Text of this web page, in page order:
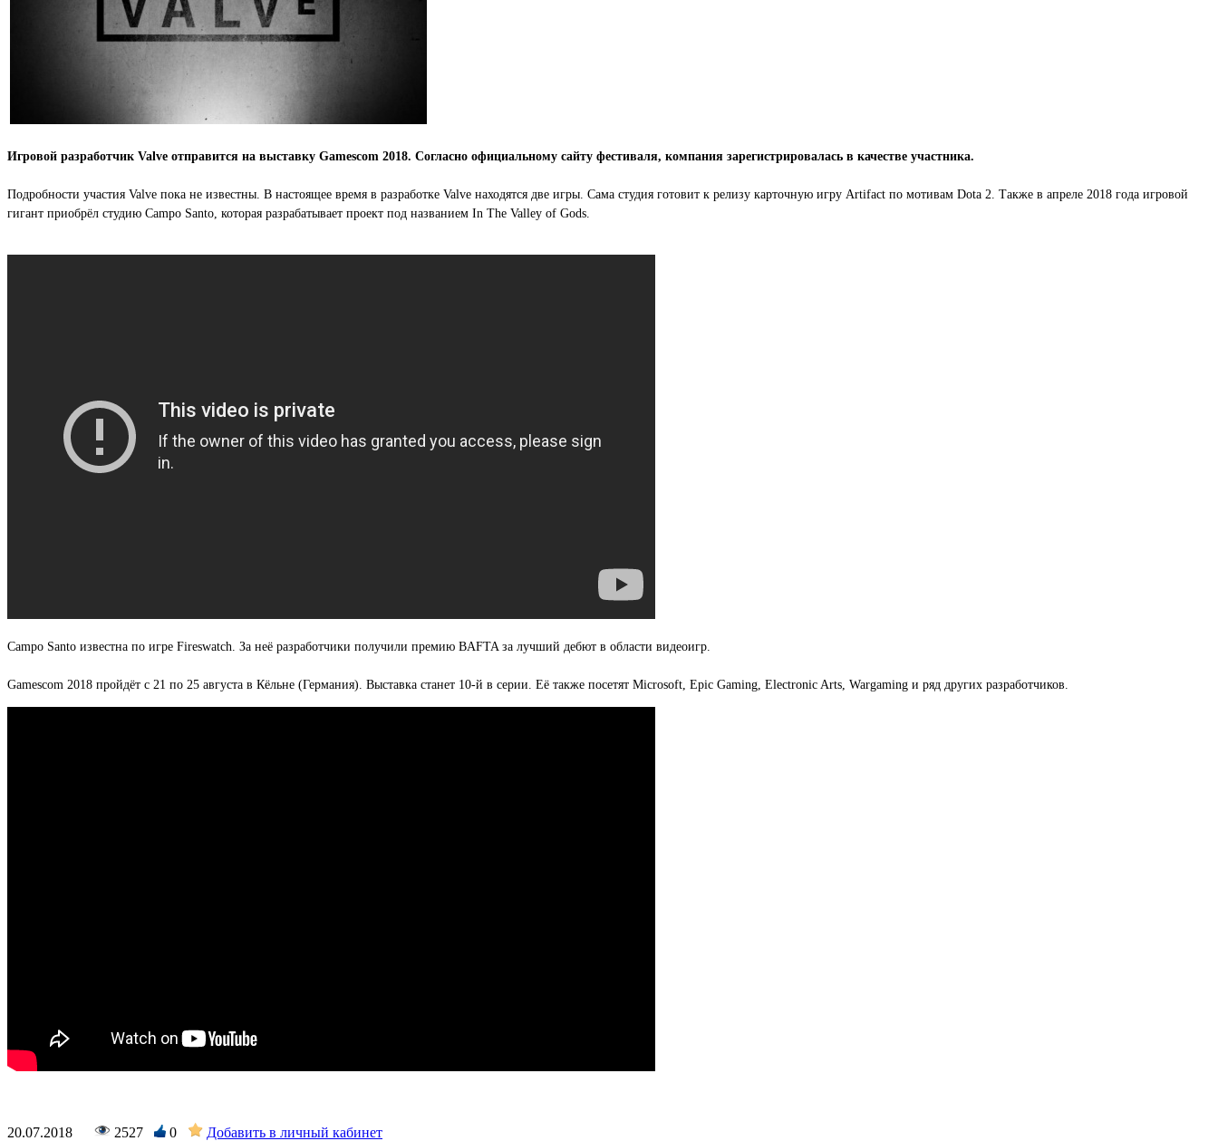
Игровой разработчик Valve отправится на выставку Gamescom 2018. Согласно официальному сайту фестиваля, компания зарегистрировалась в качестве участника.
Подробности участия Valve пока не известны. В настоящее время в разработке Valve находятся две игры. Сама студия готовит к релизу карточную игру Artifact по мотивам Dota 2. Также в апреле 2018 года игровой
гигант приобрёл студию Campo Santo, которая разрабатывает проект под названием In The Valley of Gods.
Campo Santo известна по игре Fireswatch. За неё разработчики получили премию BAFTA за лучший дебют в области видеоигр.
Gamescom 2018 пройдёт с 21 по 25 августа в Кёльне (Германия). Выставка станет 10-й в серии. Её также посетят Microsoft, Epic Gaming, Electronic Arts, Wargaming и ряд других разработчиков.
20.07.2018 2527 0 Добавить в личный кабинет